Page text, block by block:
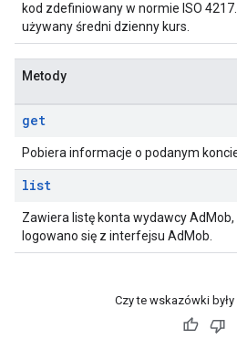
kod zdefiniowany w normie ISO
używany średni dzienny kurs.
Metody
get
Pobiera informacje o podanym
list
Zawiera listę konta wydawcy
logowano się z interfejsu AdMob.
Czy te wskazówki